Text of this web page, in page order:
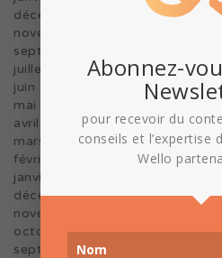
décembre 2022
novembre 2022
septembre 2022
juillet 2022
juin 2022
mai 2022
avril 2022
mars 2022
février 2022
janvier 2022
décembre 2021
novembre 2021
octobre 2021
septembre 2021
Abonnez-
pour recevoir du
conseils et l’expertise
Wello